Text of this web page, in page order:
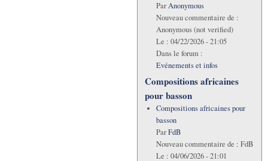
ParAnonymous
Nouveau commentaire de :
Anonymous (not verified)
Le : 04/22/2026 - 21:05
Dans le forum :
Evénements et infos
Compositions africaines
pour basson
Compositions africaines pour
basson
ParFdB
Nouveau commentaire de : FdB
Le : 04/06/2026 - 21:01